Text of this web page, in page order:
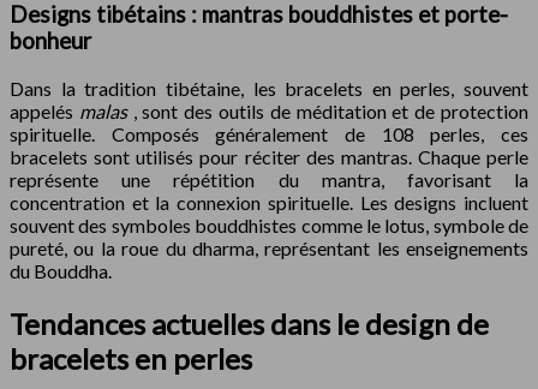
Designs tibétains : mantras bouddhistes et porte-
bonheur
Dans la tradition tibétaine, les bracelets en perles, souvent
appelés malas , sont des outils de méditation et de protection
spirituelle. Composés généralement de 108 perles, ces
bracelets sont utilisés pour réciter des mantras. Chaque perle
représente une répétition du mantra, favorisant la
concentration et la connexion spirituelle. Les designs incluent
souvent des symboles bouddhistes comme le lotus, symbole de
pureté, ou la roue du dharma, représentant les enseignements
du Bouddha.
Tendances actuelles dans le design de
bracelets en perles